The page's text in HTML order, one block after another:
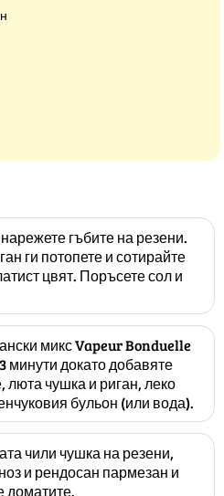
гъбите на резени.
ги потопете и сотирайте
цвят. Поръсете сол и
микс Vapeur Bonduelle
минути докато добавяте
чушка и риган, леко
бульон (или вода).
чили чушка на резени,
и рендосан пармезан и
доматите.